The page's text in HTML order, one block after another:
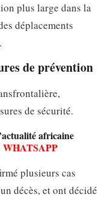
plus large dans la
déplacements
de prévention
de sécurité.
africaine
WHATSAPP
plusieurs cas
décès, et ont décidé